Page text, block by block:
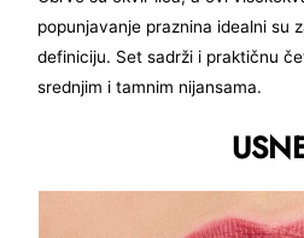
popunjavanje praznina idealni su
definiciju. Set sadrži i praktičnu
srednjim i tamnim nijansama.